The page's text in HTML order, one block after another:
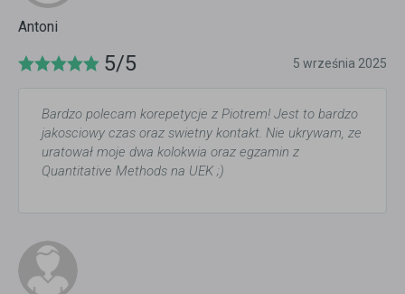
Antoni
5/5 5 września 2025
Bardzo polecam korepetycje z Piotrem! Jest to bardzo
jakosciowy czas oraz swietny kontakt. Nie ukrywam, ze
uratował moje dwa kolokwia oraz egzamin z
Quantitative Methods na UEK ;)